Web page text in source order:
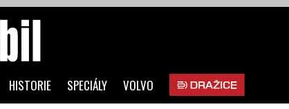
HISTORIE SPECIÁLY VOLVO